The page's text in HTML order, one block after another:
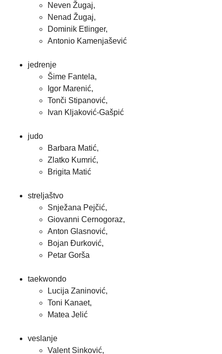
Neven Žugaj,
Nenad Žugaj,
Dominik Etlinger,
Antonio Kamenjašević
jedrenje
Šime Fantela,
Igor Marenić,
Tonči Stipanović,
Ivan Kljaković-Gašpić
judo
Barbara Matić,
Zlatko Kumrić,
Brigita Matić
streljaštvo
Snježana Pejčić,
Giovanni Cernogoraz,
Anton Glasnović,
Bojan Đurković,
Petar Gorša
taekwondo
Lucija Zaninović,
Toni Kanaet,
Matea Jelić
veslanje
Valent Sinković,